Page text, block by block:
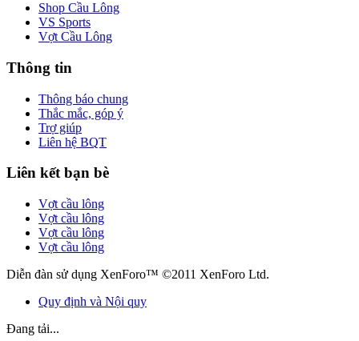
Shop Cầu Lông
VS Sports
Vợt Cầu Lông
Thông tin
Thông báo chung
Thắc mắc, góp ý
Trợ giúp
Liên hệ BQT
Liên kết bạn bè
Vợt cầu lông
Vợt cầu lông
Vợt cầu lông
Vợt cầu lông
Diễn đàn sử dụng XenForo™ ©2011 XenForo Ltd.
Quy định và Nội quy
Đang tải...